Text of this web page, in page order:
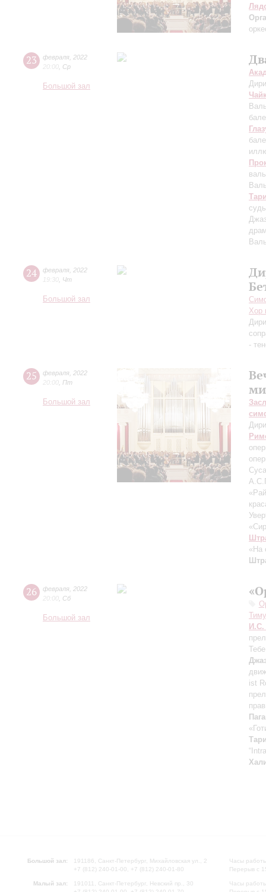
23 февраля 2022
20:00 Ср
Большой зал
24 февраля 2022
19:30 Чт
Большой зал
Хор
-
25 февраля 2022
20:00 Пт
Большой зал
«На
26 февраля 2022
20:00 Сб
Большой зал
И.С.
ist
Большой зал:
191186, Санкт-Петербург, Михайловская ул., 2
+7 (812) 240-01-00, +7 (812) 240-01-80
Малый зал:
191011, Санкт-Петербург, Невский пр., 30
Часы
Перерыв с
Часы